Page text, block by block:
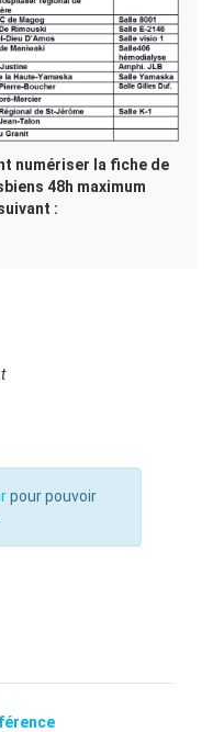
numériser la fiche de
48h maximum
:
pour pouvoir